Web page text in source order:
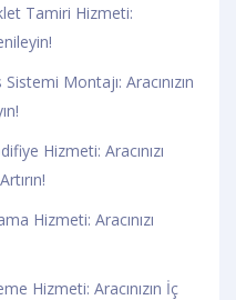
Tamiri Hizmeti:
Montajı: Aracınızın
Hizmeti: Aracınızı
Hizmeti: Aracınızı
Hizmeti: Aracınızın İç